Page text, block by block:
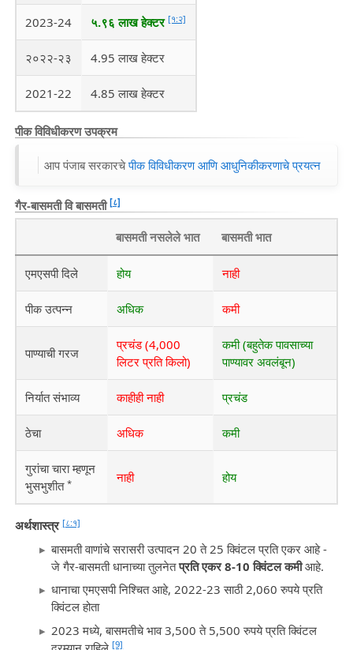
2023-24 ५.९६ लाख हेक्टर [१:२]
२०२२-२३ 4.95 लाख हेक्टर
2021-22 4.85 लाख हेक्टर
पीक विविधीकरण उपक्रम
आप पंजाब सरकारचेपीक विविधीकरण आणि आधुनिकीकरणाचे प्रयत्न
गैर-बासमती वि बासमती[८]
बासमती नसलेले भात बासमती भात
एमएसपी दिले होय नाही
पीक उत्पन्न अधिक कमी
पाण्याची गरज
प्रचंड (4,000
लिटर प्रति किलो)
कमी (बहुतेक पावसाच्या
पाण्यावर अवलंबून)
निर्यात संभाव्य काहीही नाही प्रचंड
ठेचा अधिक कमी
गुरांचा चारा म्हणून
भुसभुशीत * नाही होय
अर्थशास्त्र [८:१]
बासमती वाणांचे सरासरी उत्पादन 20 ते 25 क्विंटल प्रति एकर आहे -
जे गैर-बासमती धानाच्या तुलनेतप्रति एकर 8-10 क्विंटल कमीआहे.
धानाचा एमएसपी निश्चित आहे, 2022-23 साठी 2,060 रुपये प्रति
क्विंटल होता
2023 मध्ये, बासमतीचे भाव 3,500 ते 5,500 रुपये प्रति क्विंटल
[9]